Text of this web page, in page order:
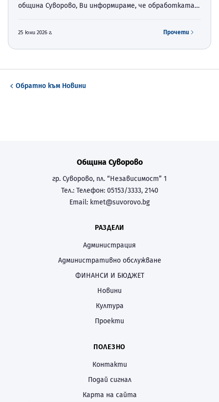
община Суворово, Ви информираме, че обработката
25 юни 2026 г. Прочети
Обратно към Новини
Община Суворово
гр. Суворово, пл. “Независимост” 1
Тел.: Телефон: 05153/3333, 2140
Email: kmet@suvorovo.bg
РАЗДЕЛИ
Администрация
Административно обслужване
ФИНАНСИ И БЮДЖЕТ
Новини
Култура
Проекти
ПОЛЕЗНО
Контакти
Подай сигнал
Карта на сайта